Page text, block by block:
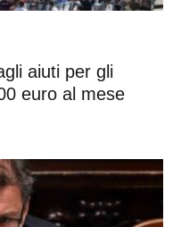
aiuti per gli
euro al mese